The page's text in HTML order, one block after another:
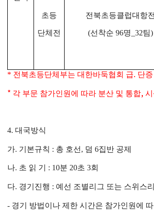
초등
단체전
전북초등클럽대항전
(선착순 96명 _32팀)
* 전북초등단체부는 대한바둑협회 급.단
* 각 부문 참가인원에 따라 분산 및 통합,
4. 대국방식
가. 기본규칙 : 총 호선 , 덤 6집반 공제
나. 초 읽 기 : 10분 20초 3회
다. 경기진행 : 예선 조별리그 또는 스위스
- 경기 방법이나 제한 시간은 참가인원에